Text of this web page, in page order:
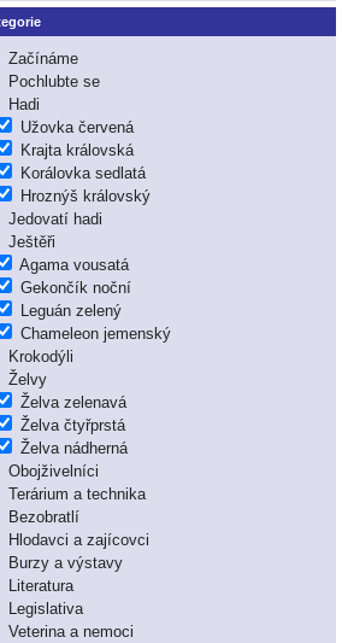
Začínáme
Pochlubte se
Hadi
Užovka červená
Krajta královská
Korálovka sedlatá
Hroznýš královský
Jedovatí hadi
Ještěři
Agama vousatá
Gekončík noční
Leguán zelený
Chameleon jemenský
Krokodýli
Želvy
Želva zelenavá
Želva čtyřprstá
Želva nádherná
Obojživelníci
Terárium a technika
Bezobratlí
Hlodavci a zajícovci
Burzy a výstavy
Literatura
Legislativa
Veterina a nemoci